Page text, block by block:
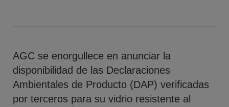
AGC se enorgullece en anunciar la
disponibilidad de las Declaraciones
Ambientales de Producto (DAP) verificadas
por terceros para su vidrio resistente al